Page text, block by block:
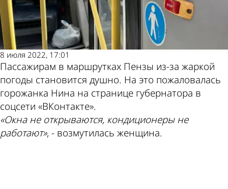
8 июля 2022, 17:01
Пассажирам в маршрутках Пензы из-за жаркой
погоды становится душно. На это пожаловалась
горожанка Нина на странице губернатора в
соцсети «ВКонтакте».
«Окна не открываются, кондиционеры не
работают», - возмутилась женщина.